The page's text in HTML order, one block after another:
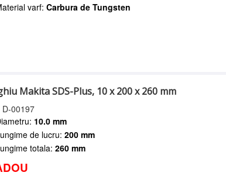
varf:Carbura de Tungsten
Makita SDS-Plus, 10 x 200 x 260 mm
D-00197
10.0 mm
de lucru:200 mm
totala:260 mm